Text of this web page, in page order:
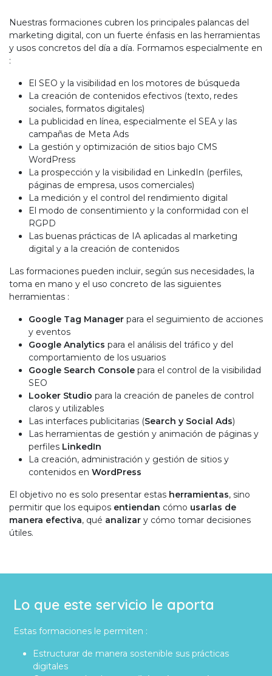
Nuestras formaciones cubren los principales palancas del
marketing digital, con un fuerte énfasis en las herramientas
y usos concretos del día a día. Formamos especialmente en
:
El SEO y la visibilidad en los motores de búsqueda
La creación de contenidos efectivos (texto, redes
sociales, formatos digitales)
La publicidad en línea, especialmente el SEA y las
campañas de Meta Ads
La gestión y optimización de sitios bajo CMS
WordPress
La prospección y la visibilidad en LinkedIn (perfiles,
páginas de empresa, usos comerciales)
La medición y el control del rendimiento digital
El modo de consentimiento y la conformidad con el
RGPD
Las buenas prácticas de IA aplicadas al marketing
digital y a la creación de contenidos
Las formaciones pueden incluir, según sus necesidades, la
toma en mano y el uso concreto de las siguientes
herramientas :
Google Tag Manager para el seguimiento de acciones
y eventos
Google Analytics para el análisis del tráfico y del
comportamiento de los usuarios
Google Search Console para el control de la visibilidad
SEO
Looker Studio para la creación de paneles de control
claros y utilizables
Las interfaces publicitarias (Search y Social Ads)
Las herramientas de gestión y animación de páginas y
perfiles LinkedIn
La creación, administración y gestión de sitios y
contenidos en WordPress
El objetivo no es solo presentar estas herramientas, sino
permitir que los equipos entiendan cómo usarlas de
manera efectiva, qué analizar y cómo tomar decisiones
útiles.
Lo que este servicio le aporta
Estas formaciones le permiten :
Estructurar de manera sostenible sus prácticas
digitales